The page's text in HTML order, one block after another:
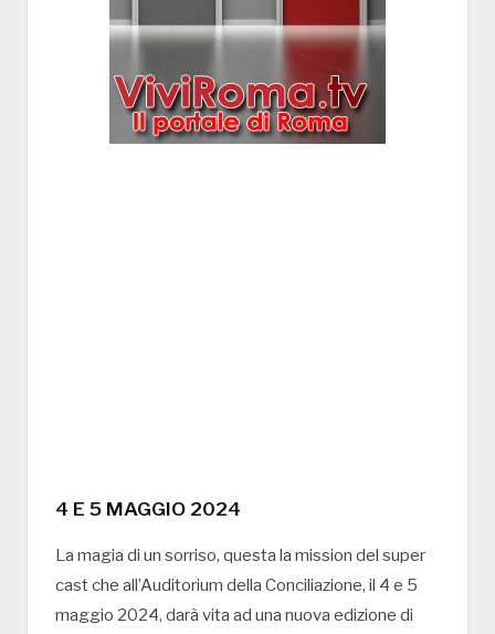
4 E 5 MAGGIO 2024
La magia di un sorriso, questa la mission del super
cast che all’Auditorium della Conciliazione, il 4 e 5
maggio 2024, darà vita ad una nuova edizione di